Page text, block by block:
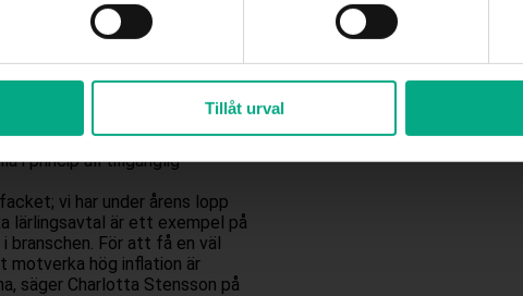
Tillåt urval
inför avtalsrörelsen
och
av pandemin, och kraven ökar
Hedberg som är
i princip all tillgänglig
vi har under årens lopp
lärlingsavtal är ett exempel på
För att få en väl
motverka hög inflation är
säger Charlotta Stensson på